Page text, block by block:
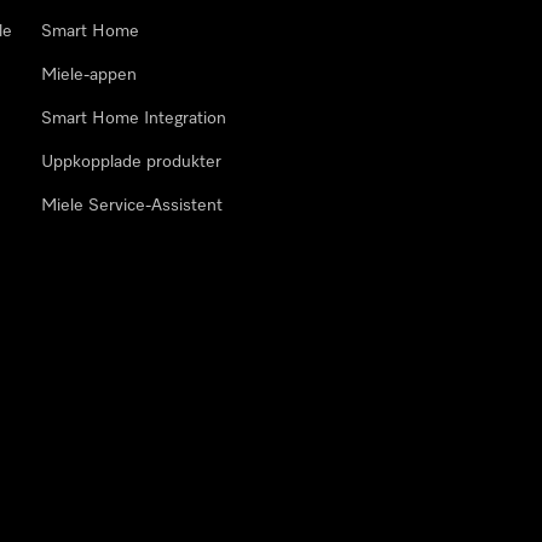
Smart Home
Miele-appen
Smart Home Integration
Uppkopplade produkter
Miele Service-Assistent